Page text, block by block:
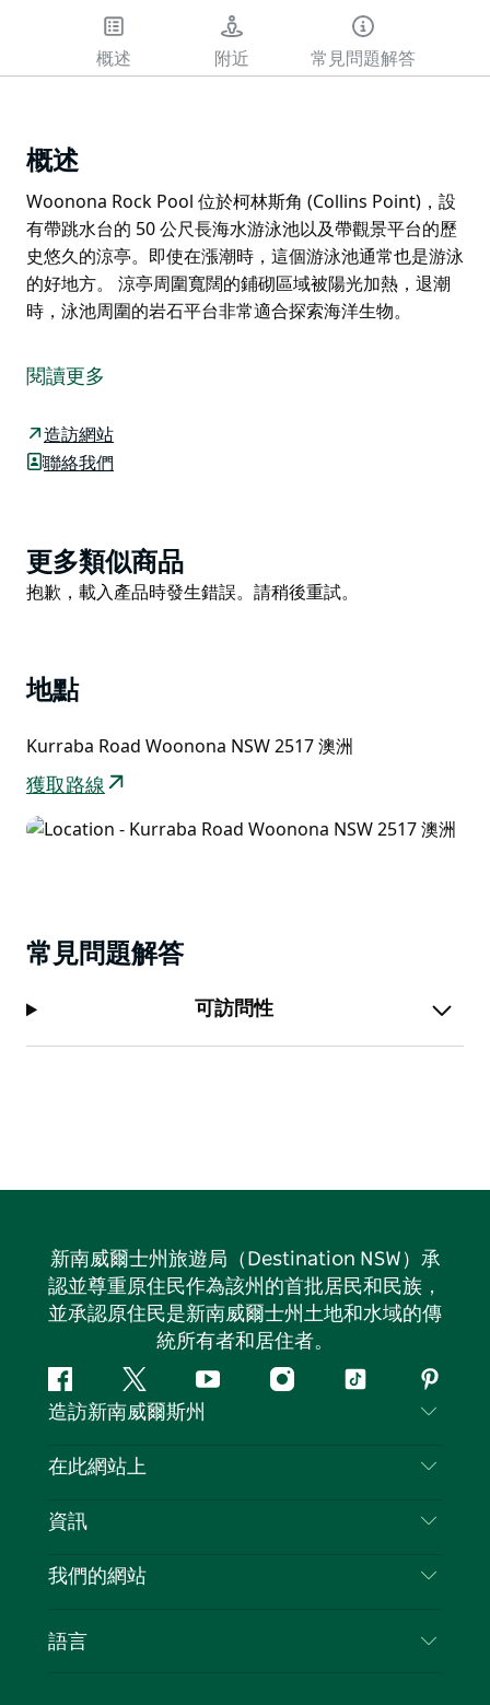
概述 附近 常見問題解答
概述
Woonona Rock Pool 位於柯林斯角 (Collins Point)，設
有帶跳水台的 50 公尺長海水游泳池以及帶觀景平台的歷
史悠久的涼亭。即使在漲潮時，這個游泳池通常也是游泳
的好地方。 涼亭周圍寬闊的鋪砌區域被陽光加熱，退潮
時，泳池周圍的岩石平台非常適合探索海洋生物。
有帶跳水台的 50 公尺長海水游泳池以及帶觀景平台的歷
史悠久的涼亭。即使在漲潮時，這個游泳池通常也是游泳
的好地方。
涼亭周圍寬闊的鋪砌區域被陽光加熱，退潮時，泳池周圍
閱讀更多
造訪網站
聯絡我們
Product
List
更多類似商品
Product
抱歉，載入產品時發生錯誤。請稍後重試。
地點
Kurraba Road Woonona NSW 2517 澳洲
獲取路線
常見問題解答
可訪問性
新南威爾士州旅遊局（Destination NSW）承
認並尊重原住民作為該州的首批居民和民族，
並承認原住民是新南威爾士州土地和水域的傳
統所有者和居住者。
Facebook嘰
嘰
喳
Youtube Instagram
抖
造訪新南威爾斯州
聯絡我們
隱私
Cookie 通知
在此網站上
目的地
新南威爾斯州公路旅行
活動
資訊
旅行資訊
新南威爾斯的商業
我們的網站
語言